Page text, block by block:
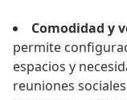
Comodidad y
permite
espacios y
reuniones